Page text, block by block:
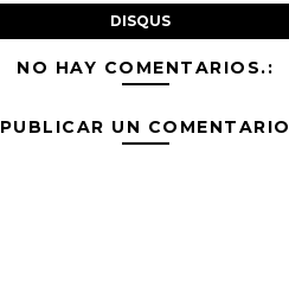
DISQUS
NO HAY COMENTARIOS.:
PUBLICAR UN COMENTARIO